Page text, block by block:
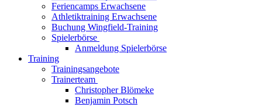
Feriencamps Erwachsene
Athletiktraining Erwachsene
Buchung Wingfield-Training
Spielerbörse
Anmeldung Spielerbörse
Training
Trainingsangebote
Trainerteam
Christopher Blömeke
Benjamin Potsch